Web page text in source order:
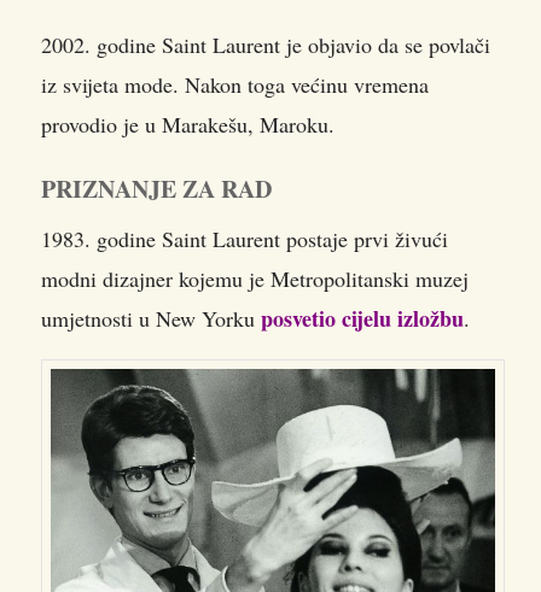
2002. godine Saint Laurent je objavio da se povlači
iz svijeta mode. Nakon toga većinu vremena
provodio je u Marakešu, Maroku.
PRIZNANJE ZA RAD
1983. godine Saint Laurent postaje prvi živući
modni dizajner kojemu je Metropolitanski muzej
umjetnosti u New Yorku posvetio cijelu izložbu.